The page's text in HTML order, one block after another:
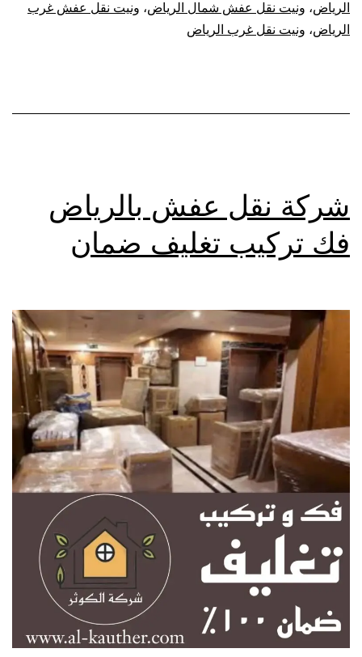
الرياض، ونيت نقل عفش شمال الرياض، ونيت نقل عفش غرب
الرياض، ونيت نقل غرب الرياض
شركة نقل عفش بالرياض
فك تركيب تغليف ضمان